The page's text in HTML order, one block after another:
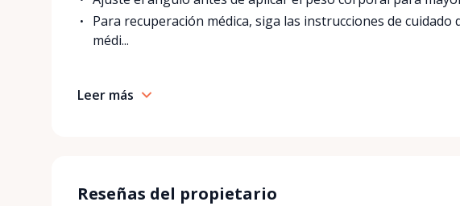
Para recuperación médica, siga las instrucciones de
médi...
Leer más
Reseñas del propietario